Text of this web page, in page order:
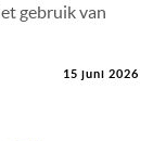
gebruik van
15 juni 2026